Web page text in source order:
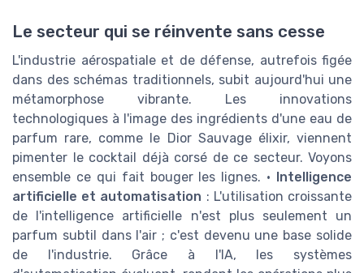
Le secteur qui se réinvente sans cesse
L'industrie aérospatiale et de défense, autrefois figée
dans des schémas traditionnels, subit aujourd'hui une
métamorphose vibrante. Les innovations
technologiques à l'image des ingrédients d'une eau de
parfum rare, comme le Dior Sauvage élixir, viennent
pimenter le cocktail déjà corsé de ce secteur. Voyons
ensemble ce qui fait bouger les lignes. •
Intelligence
artificielle et automatisation : L'utilisation croissante
de l'intelligence artificielle n'est plus seulement un
parfum subtil dans l'air ; c'est devenu une base solide
de l'industrie. Grâce à l'IA, les systèmes